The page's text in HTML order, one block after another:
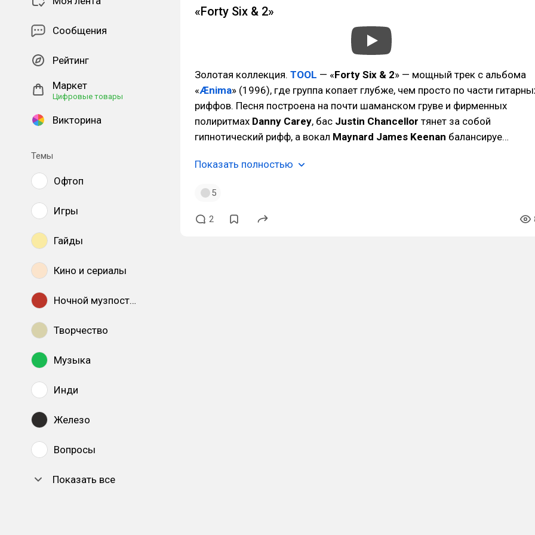
Сообщения
Рейтинг
Маркет
Цифровые товары
Викторина
Темы
Офтоп
Игры
Гайды
Кино и сериалы
Ночной музпостинг
Творчество
Музыка
Инди
Железо
Вопросы
Показать все
«Forty Six & 2»
Золотая коллекция. TOOL — «Forty Six & 2» — мощный трек с альбома
«Ænima» (1996), где группа копает глубже, чем просто по части
риффов. Песня построена на почти шаманском груве и фирменных
полиритмах Danny Carey, бас Justin Chancellor тянет за собой
гипнотический рифф, а вокал Maynard James Keenan балансируе…
Показать полностью
5
2